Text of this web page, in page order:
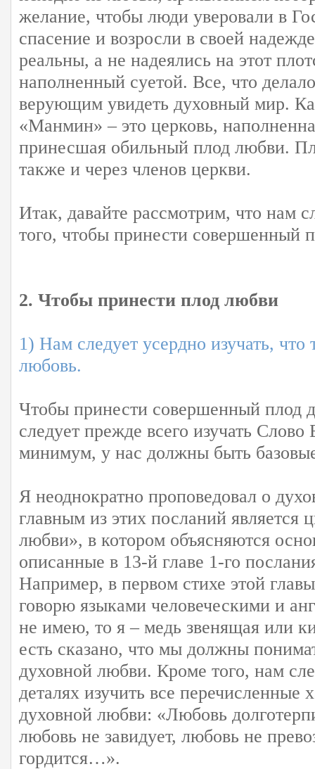
желание, чтобы люди уверовали в
спасение и возросли в своей
реальны, а не надеялись на этот
наполненный суетой. Все, что
верующим увидеть духовный мир.
«Манмин» – это церковь,
принесшая обильный плод любви.
также и через членов церкви.
Итак, давайте рассмотрим, что нам
того, чтобы принести совершенный
2. Чтобы принести плод любви
1) Нам следует усердно изучать, что
любовь.
Чтобы принести совершенный плод
следует прежде всего изучать
минимум, у нас должны быть
Я неоднократно проповедовал о
главным из этих посланий является
любви», в котором объясняются
описанные в 13-й главе 1-го
Например, в первом стихе этой
говорю языками человеческими и
не имею, то я – медь звенящая или
есть сказано, что мы должны
духовной любви. Кроме того, нам
деталях изучить все перечисленные
духовной любви: «Любовь
любовь не завидует, любовь не
гордится…».